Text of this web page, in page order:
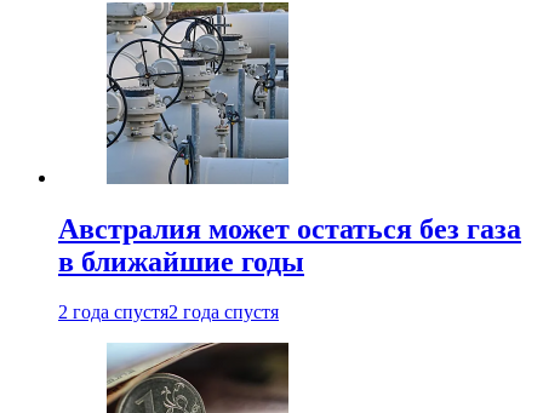
Австралия может остаться без газа
в ближайшие годы
2 года спустя2 года спустя